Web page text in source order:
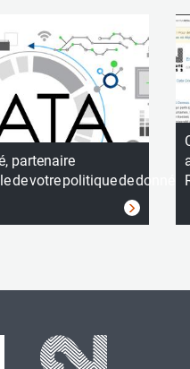
partenaire
de votre politique de données